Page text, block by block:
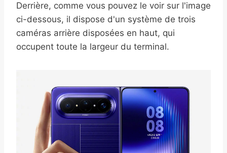
Derrière, comme vous pouvez le voir sur l'image
ci-dessous, il dispose d'un système de trois
caméras arrière disposées en haut, qui
occupent toute la largeur du terminal.